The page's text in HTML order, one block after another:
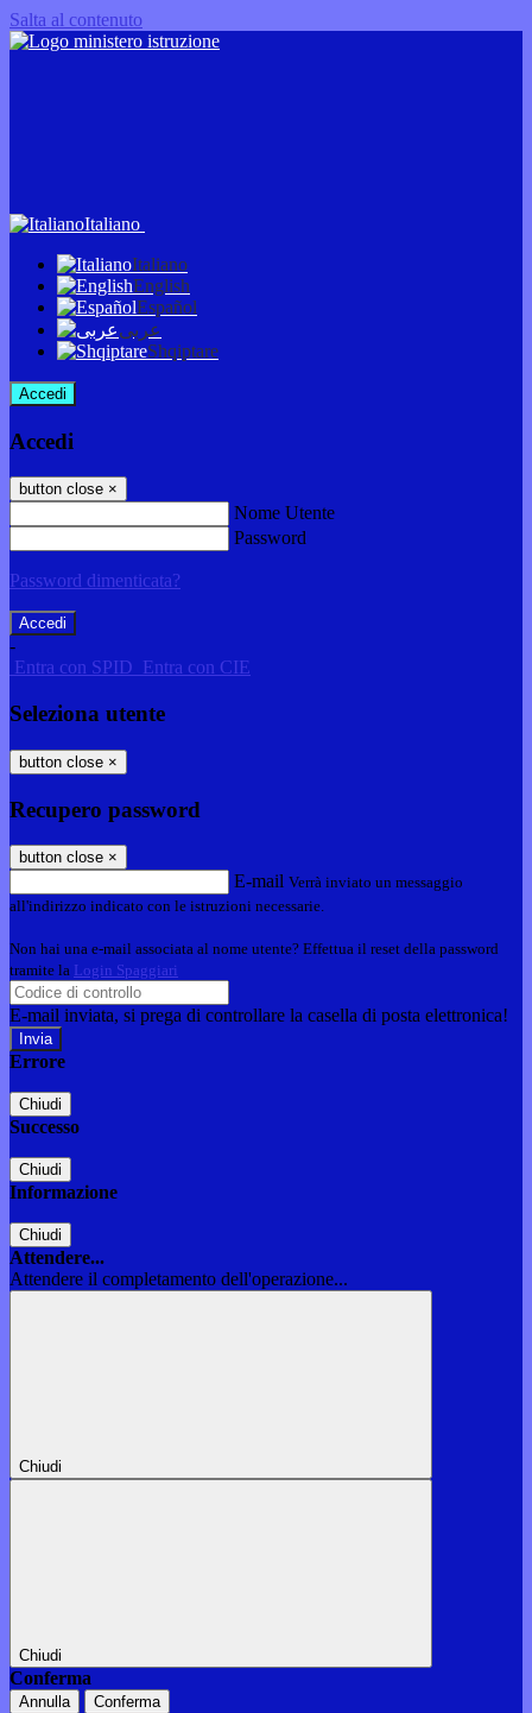
Salta al contenuto
Italiano
Italiano
English
Español
عربى
Shqiptare
Accedi
Accedi
button close ×
Nome Utente
Password
Password dimenticata?
-
Entra con SPID Entra con CIE
Seleziona utente
button close ×
Recupero password
button close ×
E-mail Verrà inviato un messaggio
all'indirizzo indicato con le istruzioni necessarie.
Non hai una e-mail associata al nome utente? Effettua il reset della password
tramite la Login Spaggiari
E-mail inviata, si prega di controllare la casella di posta elettronica!
Errore
Chiudi
Successo
Chiudi
Informazione
Chiudi
Attendere...
Attendere il completamento dell'operazione...
Chiudi
Chiudi
Conferma
Annulla Conferma